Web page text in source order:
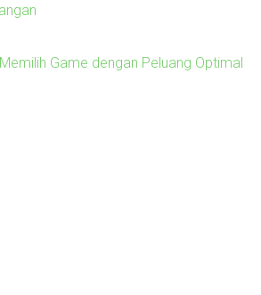
Game dengan Peluang Optimal